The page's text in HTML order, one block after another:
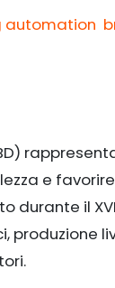
automation
e
durante il
produzione